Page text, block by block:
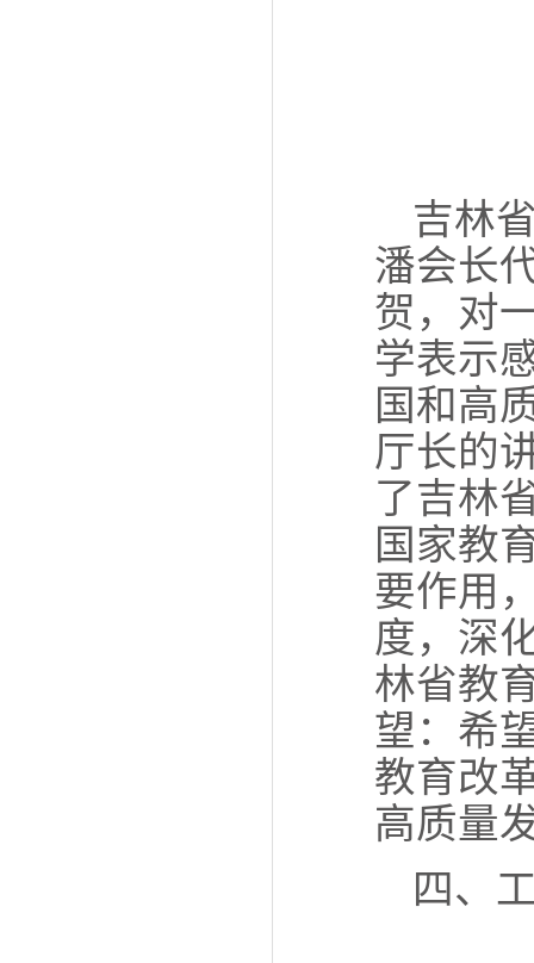
吉林
潘会长
贺，对
学表示
国和高
厅长的
了吉林
国家教
要作用
度，深
林省教
望：希
教育改
高质量
四、